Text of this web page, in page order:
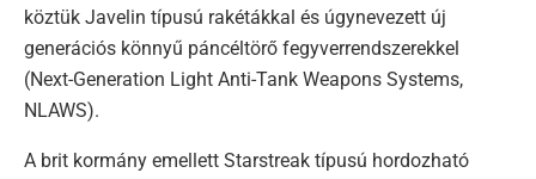
köztük Javelin típusú rakétákkal és úgynevezett új
generációs könnyű páncéltörő fegyverrendszerekkel
(Next-Generation Light Anti-Tank Weapons Systems,
NLAWS).
A brit kormány emellett Starstreak típusú hordozható